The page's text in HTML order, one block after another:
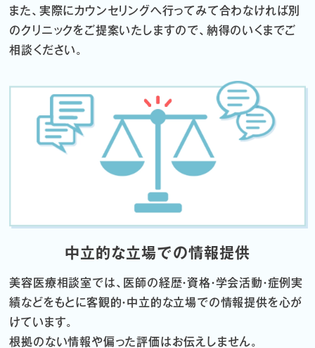
また、実際にカウンセリングへ行ってみて合わなければ別
のクリニックをご提案いたしますので、納得のいくまでご
相談ください。
中立的な立場での情報提供
美容医療相談室では、医師の経歴・資格・学会活動・症例実
績などをもとに客観的・中立的な立場での情報提供を心が
けています。
根拠のない情報や偏った評価はお伝えしません。